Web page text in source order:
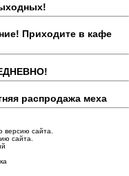
Приходите в кафе
распродажа меха
версию сайта.
сайта.